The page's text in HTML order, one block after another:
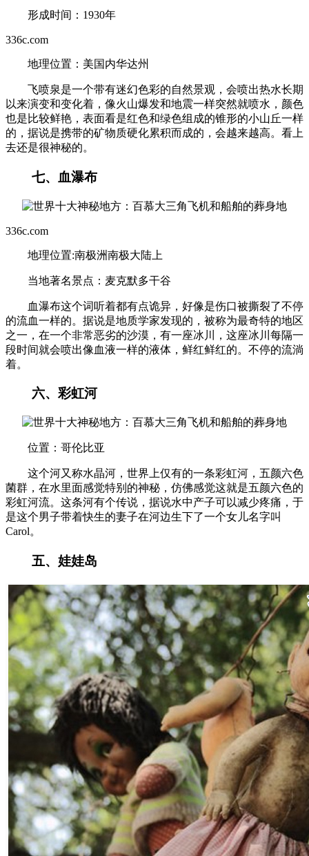
形成时间：1930年
336c.com
地理位置：美国内华达州
飞喷泉是一个带有迷幻色彩的自然景观，会喷出热水长期
以来演变和变化着，像火山爆发和地震一样突然就喷水，颜色
也是比较鲜艳，表面看是红色和绿色组成的锥形的小山丘一样
的，据说是携带的矿物质硬化累积而成的，会越来越高。看上
去还是很神秘的。
七、血瀑布
336c.com
地理位置:南极洲南极大陆上
当地著名景点：麦克默多干谷
血瀑布这个词听着都有点诡异，好像是伤口被撕裂了不停
的流血一样的。据说是地质学家发现的，被称为最奇特的地区
之一，在一个非常恶劣的沙漠，有一座冰川，这座冰川每隔一
段时间就会喷出像血液一样的液体，鲜红鲜红的。不停的流淌
着。
六、彩虹河
位置：哥伦比亚
这个河又称水晶河，世界上仅有的一条彩虹河，五颜六色
菌群，在水里面感觉特别的神秘，仿佛感觉这就是五颜六色的
彩虹河流。这条河有个传说，据说水中产子可以减少疼痛，于
是这个男子带着快生的妻子在河边生下了一个女儿名字叫
Carol。
五、娃娃岛